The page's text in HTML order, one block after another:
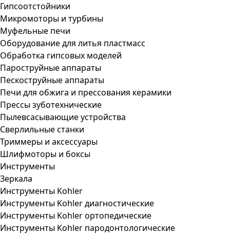
Гипсоотстойники
Микромоторы и турбины
Муфельные печи
Оборудование для литья пластмасс
Обработка гипсовых моделей
Пароструйные аппараты
Пескоструйные аппараты
Печи для обжига и прессования керамики
Прессы зуботехнические
Пылевсасывающие устройства
Сверлильные станки
Триммеры и аксессуары
Шлифмоторы и боксы
Инструменты
Зеркала
Инструменты Kohler
Инструменты Kohler диагностические
Инструменты Kohler ортопедические
Инструменты Kohler пародонтологические